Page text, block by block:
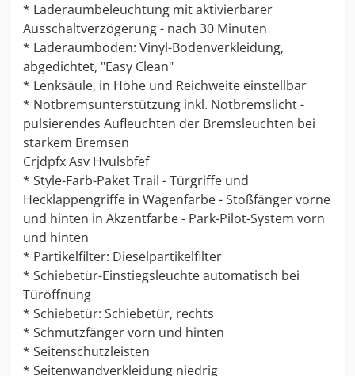
* Laderaumbeleuchtung mit aktivierbarer
Ausschaltverzögerung - nach 30 Minuten
* Laderaumboden: Vinyl-Bodenverkleidung,
abgedichtet, "Easy Clean"
* Lenksäule, in Höhe und Reichweite einstellbar
* Notbremsunterstützung inkl. Notbremslicht -
pulsierendes Aufleuchten der Bremsleuchten bei
starkem Bremsen
Crjdpfx Asv Hvulsbfef
* Style-Farb-Paket Trail - Türgriffe und
Hecklappengriffe in Wagenfarbe - Stoßfänger vorne
und hinten in Akzentfarbe - Park-Pilot-System vorn
und hinten
* Partikelfilter: Dieselpartikelfilter
* Schiebetür-Einstiegsleuchte automatisch bei
Türöffnung
* Schiebetür: Schiebetür, rechts
* Schmutzfänger vorn und hinten
* Seitenschutzleisten
* Seitenwandverkleidung niedrig